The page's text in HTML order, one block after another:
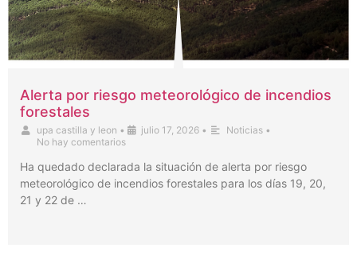
Alerta por riesgo meteorológico de incendios
forestales
upa castilla y leon • julio 17, 2026 • Noticias •
No hay comentarios
Ha quedado declarada la situación de alerta por riesgo
meteorológico de incendios forestales para los días 19, 20,
21 y 22 de …